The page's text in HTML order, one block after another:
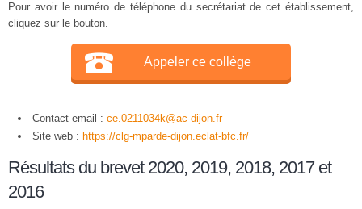
Pour avoir le numéro de téléphone du secrétariat de cet établissement,
cliquez sur le bouton.
Appeler ce collège
Contact email : ce.0211034k@ac-dijon.fr
Site web : https://clg-mparde-dijon.eclat-bfc.fr/
Résultats du brevet 2020, 2019, 2018, 2017 et
2016